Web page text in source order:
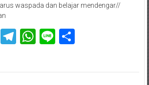
waspada dan belajar mendengar//
Telegram
WhatsApp
LineShare